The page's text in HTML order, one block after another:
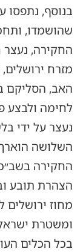
בנוסף, נתפסו
שהושמדו,
מזרח
האב, הסליקם
לחימה ולבצע
נעצר על ידי
השלושה
החקירה
הצהרת תובע
מחוז
ומשטרת
בכל הכלים